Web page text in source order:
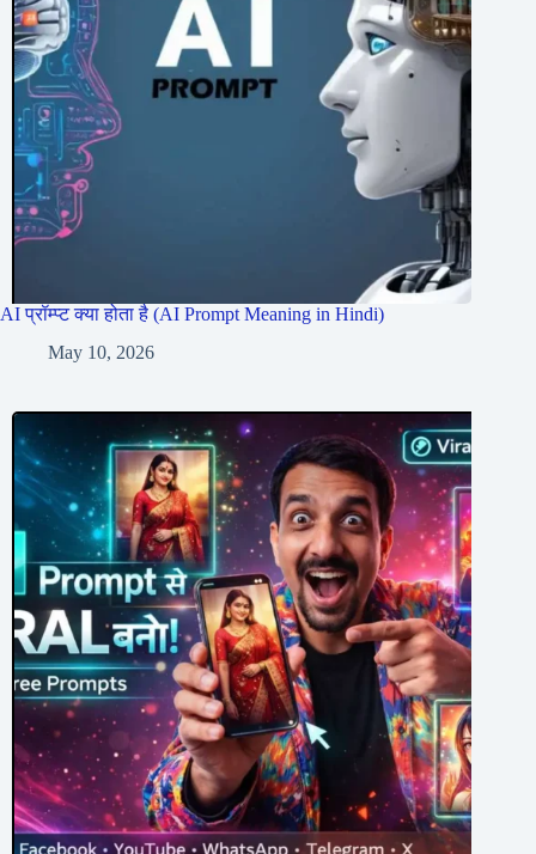
AI प्रॉम्प्ट क्या होता है (AI Prompt Meaning in Hindi)
May 10, 2026